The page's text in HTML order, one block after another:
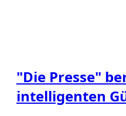
"Die Presse"
intelligenten